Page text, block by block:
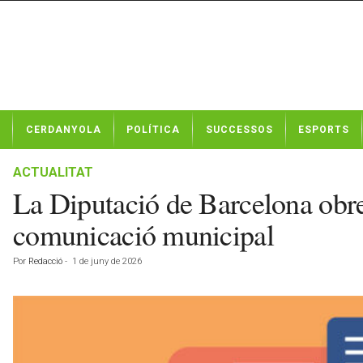
t
CERDANYOLA POLÍTICA SUCCESSOS ESPORTS
ACTUALITAT
La Diputació de Barcelona
comunicació municipal
Por Redacció - 1 de juny de 2026